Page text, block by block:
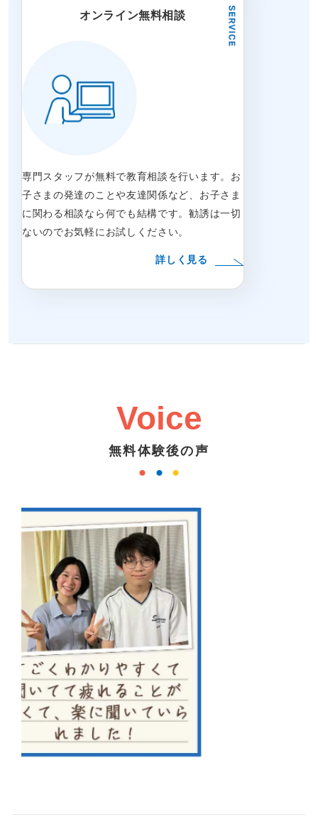
オンライン無料相談
専門スタッフが無料で教育相談を行います。お
子さまの発達のことや友達関係など、お子さま
に関わる相談なら何でも結構です。勧誘は一切
ないのでお気軽にお試しください。
詳しく見る
Voice
無料体験後の声